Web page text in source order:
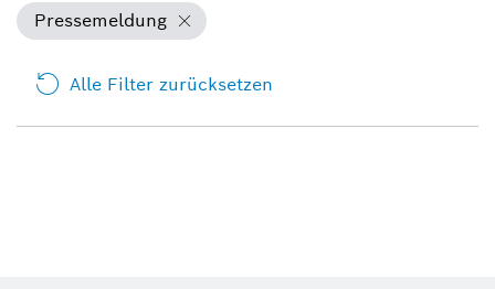
Pressemeldung
Alle Filter zurücksetzen